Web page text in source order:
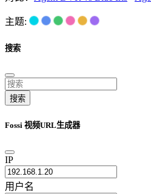
主题:
搜索
搜索
Fossi 视频URL生成器
IP
用户名